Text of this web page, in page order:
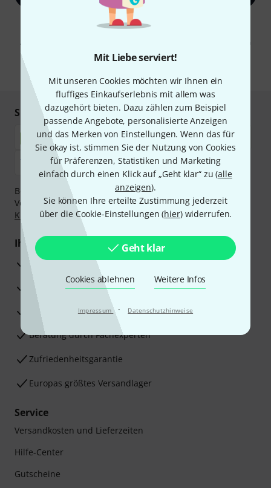
Mit Liebe serviert!
Mit unseren Cookies möchten wir Ihnen ein
fluffiges Einkaufserlebnis mit allem was
dazugehört bieten. Dazu zählen zum Beispiel
passende Angebote, personalisierte Anzeigen
und das Merken von Einstellungen. Wenn das für
Sie okay ist, stimmen Sie der Nutzung von Cookies
für Präferenzen, Statistiken und Marketing
einfach durch einen Klick auf „Geht klar“ zu (alle
anzeigen).
Sie können Ihre erteilte Zustimmung jederzeit
über die Cookie-Einstellungen (hier) widerrufen.
Geht klar
Cookies ablehnen Weitere Infos
Impressum · Datenschutzhinweise
Mit Klick auf „Jetzt anmelden“ stimmen Sie dem Erhalt von E-Mail-
Werbung und einer Messung des E-Mail-Nutzungsverhaltens zu. Die
Abmeldung ist jederzeit möglich. Weitere Informationen finden Sie in
unseren
Datenschutzhinweisen
Sicher einkaufen & bezahlen
Bezahlen Sie vertraulich und sicher per Nachnahme,
Vorkasse, PayPal, Amazon Pay,Klarna Sofort bezahlen
Klarna Ratenzahlungoder Kreditkarte.
Ihre Vorteile
3 Jahre Thomann Garantie
30 Tage Money-Back-Garantie
Reparaturservice
Beratung durch Fachexperten
Zufriedenheitsgarantie
Europas größtes Versandlager
Service
Versandkosten und Lieferzeiten
Hilfe-Center
Gutscheine